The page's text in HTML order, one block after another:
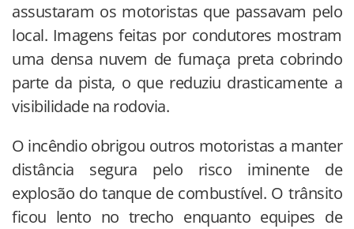
assustaram os motoristas que passavam pelo
local. Imagens feitas por condutores mostram
uma densa nuvem de fumaça preta cobrindo
parte da pista, o que reduziu drasticamente a
visibilidade na rodovia.
O incêndio obrigou outros motoristas a manter
distância segura pelo risco iminente de
explosão do tanque de combustível. O trânsito
ficou lento no trecho enquanto equipes de